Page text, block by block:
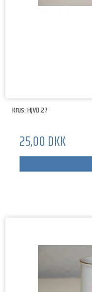
Krus: HJVD 27
25,00 DKK